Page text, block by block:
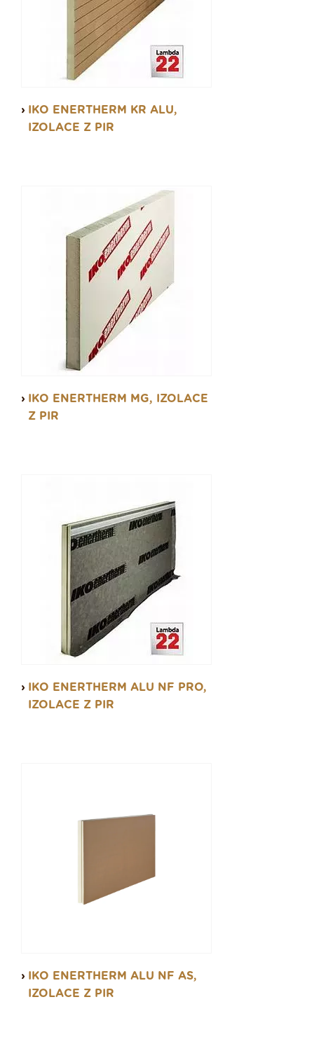
nižší přepravní náklady, a přitom jejich izolační
hodnota je srovnatelná s jinými materiály.
tepelný odpor 0,022W/mK
Nová zelená úsporám. Pokud tedy řešíte
zateplení vaší střechy, podkroví, či fasády,
IKO ENERTHERM KR ALU,
IZOLACE Z PIR
IKO ENERTHERM MG, IZOLACE
Z PIR
IKO ENERTHERM ALU NF PRO,
IZOLACE Z PIR
IKO ENERTHERM ALU NF AS,
IZOLACE Z PIR